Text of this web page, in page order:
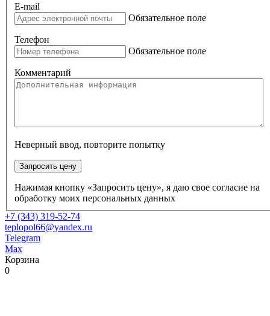
E-mail
Обязательное поле
Телефон
Обязательное поле
Комментарий
Неверный ввод, повторите попытку
Запросить цену
Нажимая кнопку «Запросить цену», я даю свое согласие на
обработку моих персональных данных
+7 (343) 319-52-74
teplopol66@yandex.ru
Telegram
Max
Корзина
0